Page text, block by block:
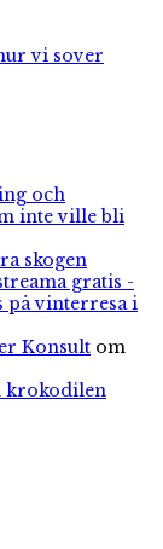
vi sover
och
inte ville bli
skogen
gratis -
på vinterresa i
Konsult om
krokodilen